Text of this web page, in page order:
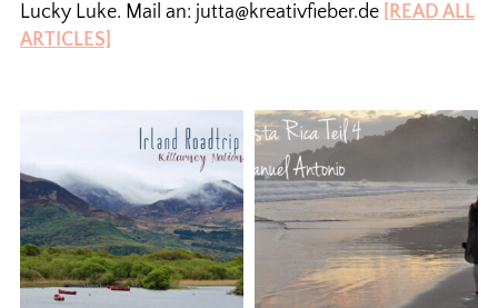
Lucky Luke. Mail an: jutta@kreativfieber.de [READ ALL
ARTICLES]